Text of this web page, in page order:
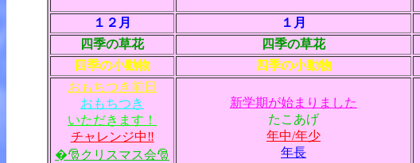
１２月
１月
四季の草花
四季の草花
四季の小動物
四季の小動物
おもちつき前日
おもちつき
いただきます！
チャレンジ中‼
�🎅クリスマス会🎅
新学期が始まりました
たこあげ
年中/年少
年長